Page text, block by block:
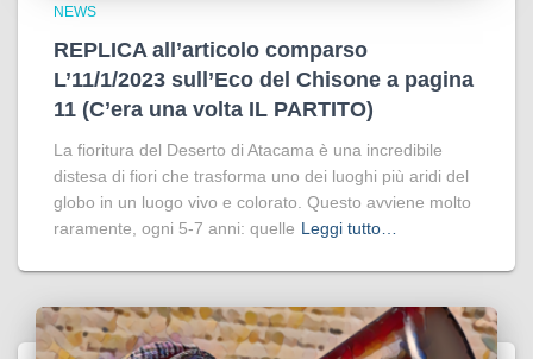
NEWS
REPLICA all’articolo comparso
L’11/1/2023 sull’Eco del Chisone a pagina
11 (C’era una volta IL PARTITO)
La fioritura del Deserto di Atacama è una incredibile
distesa di fiori che trasforma uno dei luoghi più aridi del
globo in un luogo vivo e colorato. Questo avviene molto
raramente, ogni 5-7 anni: quelle Leggi tutto…